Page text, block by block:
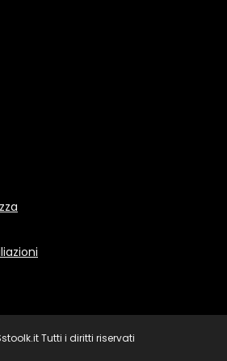
Tutti i diritti riservati